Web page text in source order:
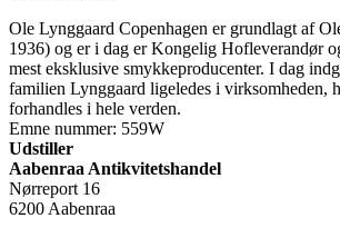
Ole Lynggaard Copenhagen er grundlagt af
1936) og er i dag er Kongelig Hofleverandør
mest eksklusive smykkeproducenter. I dag
familien Lynggaard ligeledes i virksomheden,
forhandles i hele verden.
Emne nummer: 559W
Udstiller
Aabenraa Antikvitetshandel
Nørreport 16
6200 Aabenraa